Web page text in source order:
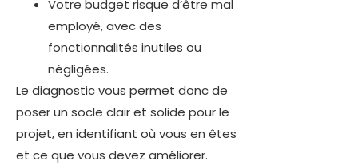
Votre budget risque d’être mal
employé, avec des
fonctionnalités inutiles ou
négligées.
Le diagnostic vous permet donc de
poser un socle clair et solide pour le
projet, en identifiant où vous en êtes
et ce que vous devez améliorer.